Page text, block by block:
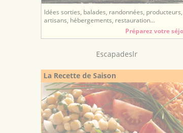
Idées sorties, balades, randonnées, producteurs,
artisans, hébergements, restauration...
Préparez votre
Escapadeslr
La Recette de Saison